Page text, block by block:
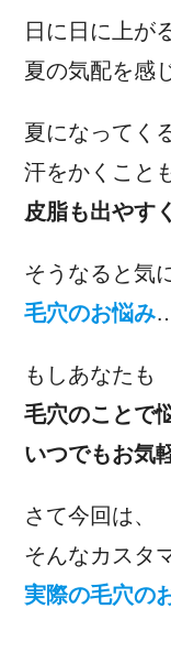
日に日に上が
夏の気配を感
夏になってく
汗をかくこと
皮脂も出やす
そうなると気
毛穴のお悩み
もしあなたも
毛穴のことで
いつでもお気
さて今回は、
そんなカスタ
実際の毛穴の